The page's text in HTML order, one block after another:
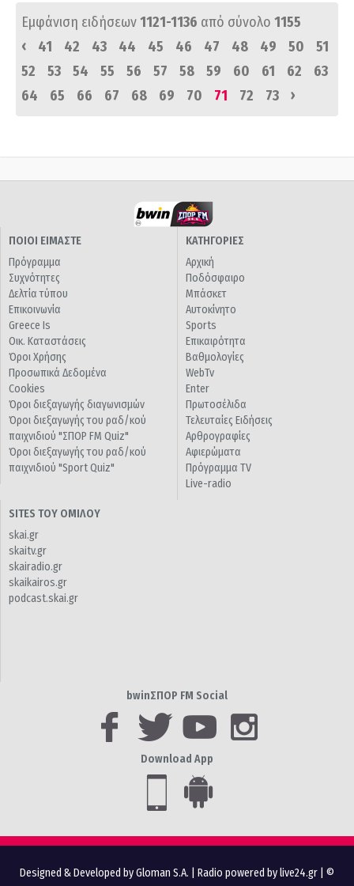
Εμφάνιση ειδήσεων1121-1136 από σύνολο 1155
‹
41 42 43 44 45 46 47 48 49 50
51
52
53 54 55 56 57 58 59 60 61 62
63
64
65 66 67 68 69 70 71 72 73 ›
ΠΟΙΟΙ ΕΙΜΑΣΤΕ
Πρόγραμμα
Συχνότητες
Δελτία τύπου
Επικοινωνία
Greece Is
Οικ. Καταστάσεις
Όροι Χρήσης
Προσωπικά Δεδομένα
Cookies
Όροι διεξαγωγής διαγωνισμών
Όροι διεξαγωγής του ραδ/κού
παιχνιδιού "ΣΠΟΡ FM Quiz"
Όροι διεξαγωγής του ραδ/κού
παιχνιδιού "Sport Quiz"
ΚΑΤΗΓΟΡΙΕΣ
Αρχική
Ποδόσφαιρο
Μπάσκετ
Αυτοκίνητο
Sports
Επικαιρότητα
Βαθμολογίες
WebTv
Enter
Πρωτοσέλιδα
Τελευταίες Ειδήσεις
Αρθρογραφίες
Αφιερώματα
Πρόγραμμα TV
Live-radio
SITES ΤΟΥ ΟΜΙΛΟΥ
skai.gr
skaitv.gr
skairadio.gr
skaikairos.gr
podcast.skai.gr
bwinΣΠΟΡ FM Social
Download App
Designed & Developed by Gloman S.A. Radio powered by live24.gr | ©